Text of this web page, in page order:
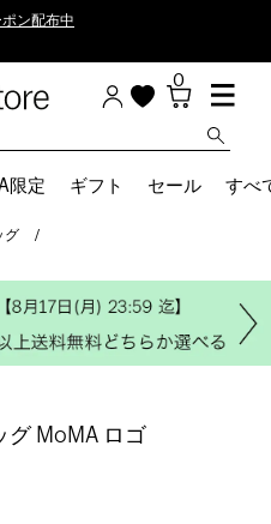
ン配布中
0
限定 ギフト セール すべ
グ
グ MoMA ロゴ